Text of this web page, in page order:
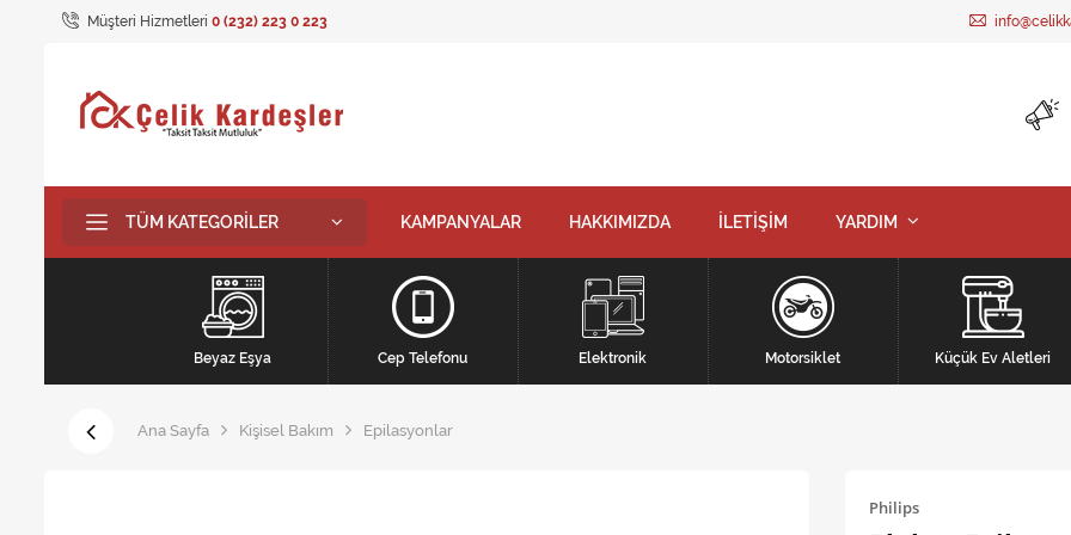
Müşteri Hizmetleri 0 (232) 223 0 223
TÜM KATEGORILER KAMPANYALAR HAKKIMIZDA İLETİŞİM YARDIM
Beyaz Eşya Cep Telefonu Elektronik Motorsiklet Küçük Ev Aletleri
Ana Sayfa Kişisel Bakım Epilasyonlar
Philips